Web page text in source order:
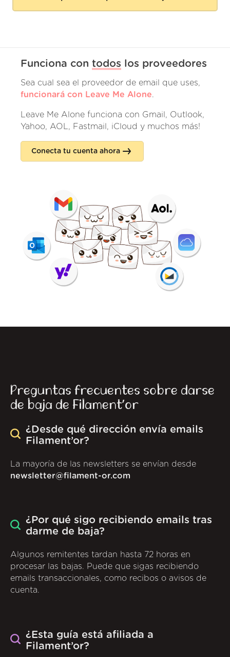
Funciona con todos los proveedores
Sea cual sea el proveedor de email que uses,
funcionará con Leave Me Alone.
Leave Me Alone funciona con Gmail, Outlook,
Yahoo, AOL, Fastmail, iCloud y muchos más!
Conecta tu cuenta ahora
Preguntas frecuentes sobre darse
de baja de Filament’or
¿Desde qué dirección envía emails
Filament’or?
La mayoría de las newsletters se envían desde
newsletter@filament-or.com
¿Por qué sigo recibiendo emails tras
darme de baja?
Algunos remitentes tardan hasta 72 horas en
procesar las bajas. Puede que sigas recibiendo
emails transaccionales, como recibos o avisos de
cuenta.
¿Esta guía está afiliada a
Filament’or?